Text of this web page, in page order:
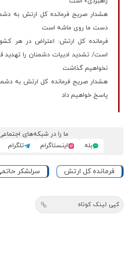
هشدار صریح فرمانده کل ارتش به
دست ما روی ماشه است
فرمانده کل ارتش: اعتراض در هر
است/ تشدید ادبیات دشمنان را تهدید
نخواهیم گذاشت
هشدار صریح فرمانده کل ارتش به
پاسخ خواهیم داد
ما را در شبکه‌های
بله
اینستاگرام تلگرام
فرمانده کل ارتش سرلشکر
کپی لینک کوتاه